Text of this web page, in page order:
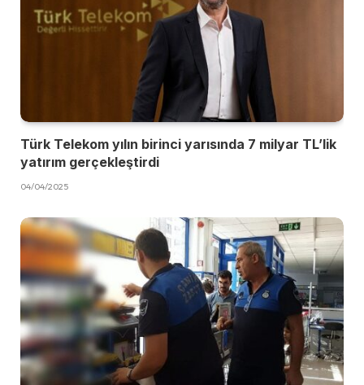
Türk Telekom yılın birinci yarısında 7 milyar TL’lik
yatırım gerçekleştirdi
04/04/2025